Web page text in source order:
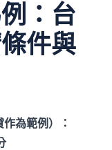
：台
件與
為範例）：